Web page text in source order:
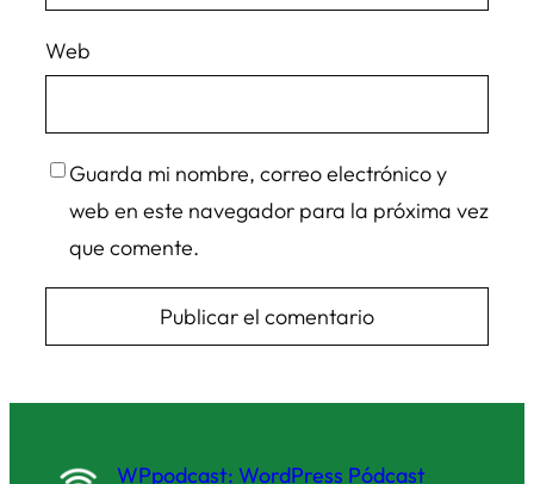
Web
Guarda mi nombre, correo electrónico y
web en este navegador para la próxima vez
que comente.
WPpodcast: WordPress Pódcast